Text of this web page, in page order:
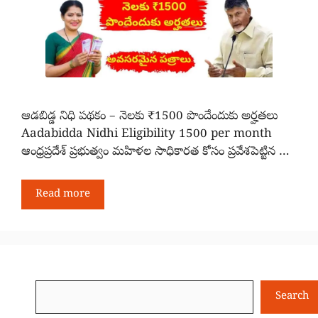
ఆడబిడ్డ నిధి పథకం – నెలకు ₹1500 పొందేందుకు అర్హతలు
Aadabidda Nidhi Eligibility 1500 per month
ఆంధ్రప్రదేశ్ ప్రభుత్వం మహిళల సాధికారత కోసం ప్రవేశపెట్టిన …
Read more
Search